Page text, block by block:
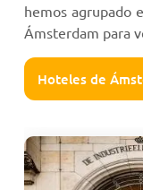
hemos agrupado
Ámsterdam para
Hoteles de